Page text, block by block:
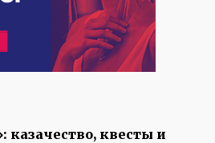
казачество, квесты и